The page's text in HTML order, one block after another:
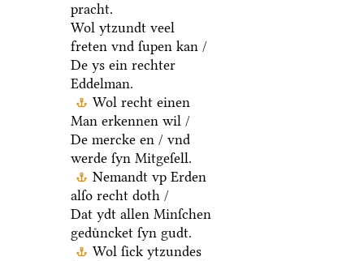
pracht.
Wol ytzundt veel
freten vnd ſupen kan /
De ys ein rechter
Eddelman.
Wol recht einen
Man erkennen wil /
De mercke en / vnd
werde ſyn Mitgeſell.
Nemandt vp Erden
alſo recht doth /
Dat ydt allen Minſchen
geduͤncket ſyn gudt.
Wol ſick ytzundes